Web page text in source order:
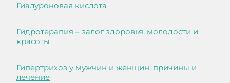
Гиалуроновая кислота
Гидротерапия – залог здоровья, молодости и
красоты
Гипертрихоз у мужчин и женщин: причины и
лечение